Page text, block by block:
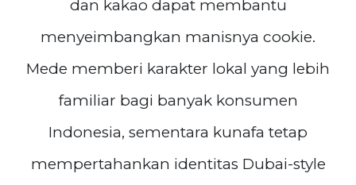
dan kakao dapat membantu
menyeimbangkan manisnya cookie.
Mede memberi karakter lokal yang lebih
familiar bagi banyak konsumen
Indonesia, sementara kunafa tetap
mempertahankan identitas Dubai-style